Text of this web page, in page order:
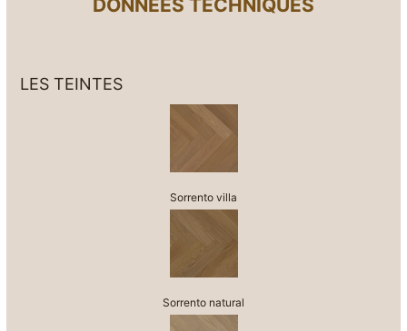
DONNÉES TECHNIQUES
LES TEINTES
Sorrento villa
Sorrento natural